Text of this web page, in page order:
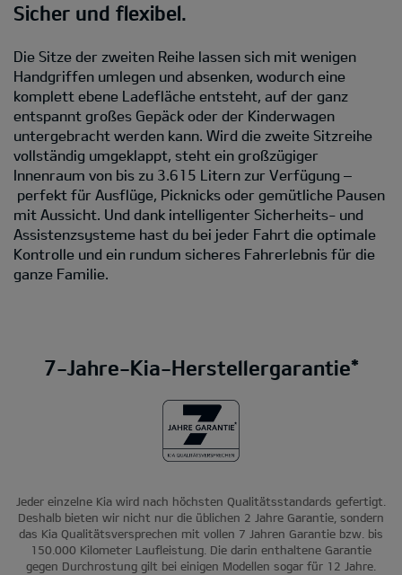
Sicher und flexibel.
Die Sitze der zweiten Reihe lassen sich mit wenigen
Handgriffen umlegen und absenken, wodurch eine
komplett ebene Ladefläche entsteht, auf der ganz
entspannt großes Gepäck oder der Kinderwagen
untergebracht werden kann. Wird die zweite Sitzreihe
vollständig umgeklappt, steht ein großzügiger
Innenraum von bis zu 3.615 Litern zur Verfügung –
perfekt für Ausflüge, Picknicks oder gemütliche Pausen
mit Aussicht. Und dank intelligenter Sicherheits- und
Assistenzsysteme hast du bei jeder Fahrt die optimale
Kontrolle und ein rundum sicheres Fahrerlebnis für die
ganze Familie.
7-Jahre-Kia-Herstellergarantie*
Jeder einzelne Kia wird nach höchsten Qualitätsstandards gefertigt.
Deshalb bieten wir nicht nur die üblichen 2 Jahre Garantie, sondern
das Kia Qualitätsversprechen mit vollen 7 Jahren Garantie bzw. bis
150.000 Kilometer Laufleistung. Die darin enthaltene Garantie
gegen Durchrostung gilt bei einigen Modellen sogar für 12 Jahre.